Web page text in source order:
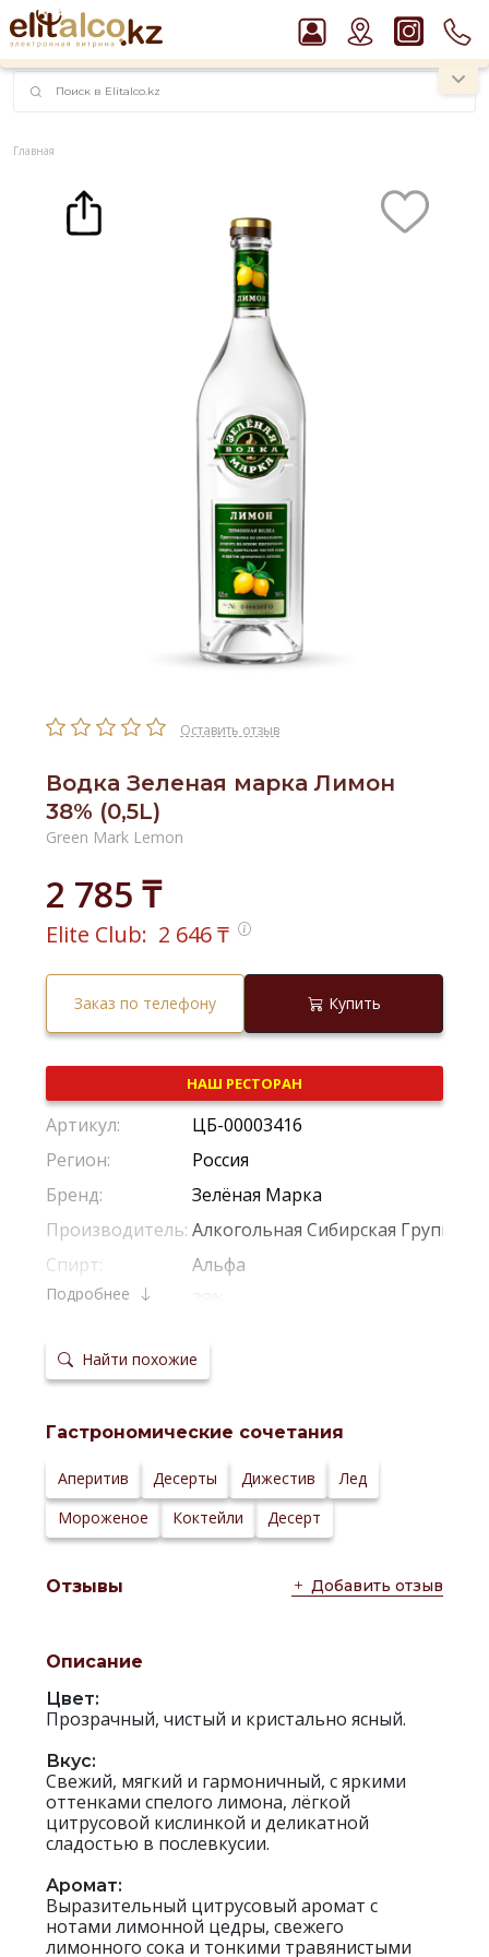
наименований!
instagram.com/rojo.kz
Рекомендуем
Пиво Guinness Draught 4,2% Can
Ром Captain Morgan White 37,5%
Виски Talisker 10 YO Malt 45,8% in Box
Водка Smirnoff Red Vodka 37,5%
Джин Gordon`s London Dry Gin 37,5%
Главная
Оставить отзыв
Водка Зеленая марка Лимон
38% (0,5L)
Green Mark Lemon
2 785 ₸
Elite Club: 2 646₸
Заказ по телефону Купить
НАШ РЕСТОРАН
Артикул:
ЦБ-00003416
Регион:
Россия
Бренд:
Зелёная Марка
Производитель: Алкогольная Сибирская Группа
Спирт:
Альфа
Крепость:
Сырье:
Пшеница
сервировки:
Сайт
Подробнее
Найти похожие
Гастрономические сочетания
Аперитив Десерты Дижестив
Лед
Мороженое
Коктейли Десерт
Отзывы Добавить отзыв
Описание
Цвет:
Прозрачный, чистый и кристально ясный.
Вкус:
Свежий, мягкий и гармоничный, с яркими
оттенками спелого лимона, лёгкой
цитрусовой кислинкой и деликатной
сладостью в послевкусии.
Аромат:
Выразительный цитрусовый аромат с
нотами лимонной цедры, свежего
лимонного сока и тонкими травянистыми